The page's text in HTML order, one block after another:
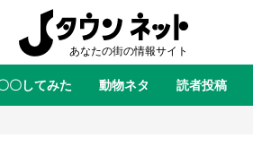
全国 全国
〇してみた 動物ネタ 読者投稿